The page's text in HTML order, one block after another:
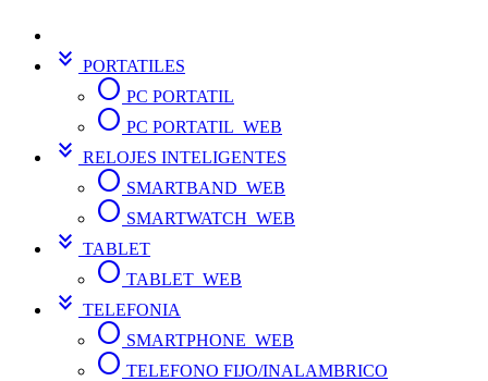
keyboard_double_arrow_down PORTATILES
circle PC PORTATIL
circle PC PORTATIL_WEB
keyboard_double_arrow_down RELOJES INTELIGENTES
circle SMARTBAND_WEB
circle SMARTWATCH_WEB
keyboard_double_arrow_down TABLET
circle TABLET_WEB
keyboard_double_arrow_down TELEFONIA
circle SMARTPHONE_WEB
circle TELEFONO FIJO/INALAMBRICO